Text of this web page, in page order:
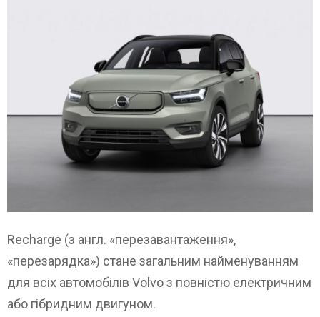
Recharge (з англ. «перезавантаження»,
«перезарядка») стане загальним найменуванням
для всіх автомобілів Volvo з повністю електричним
або гібридним двигуном.